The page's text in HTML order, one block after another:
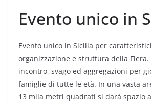
Evento unico in
Evento unico in Sicilia per
organizzazione e struttura della
incontro, svago ed aggregazioni per
famiglie di tutte le età. In una vasta
13 mila metri quadrati si darà spazio